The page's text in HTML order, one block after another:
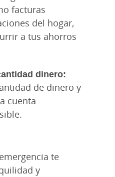
facturas
del hogar,
a tus ahorros
dinero:
de dinero y
cuenta
te
y